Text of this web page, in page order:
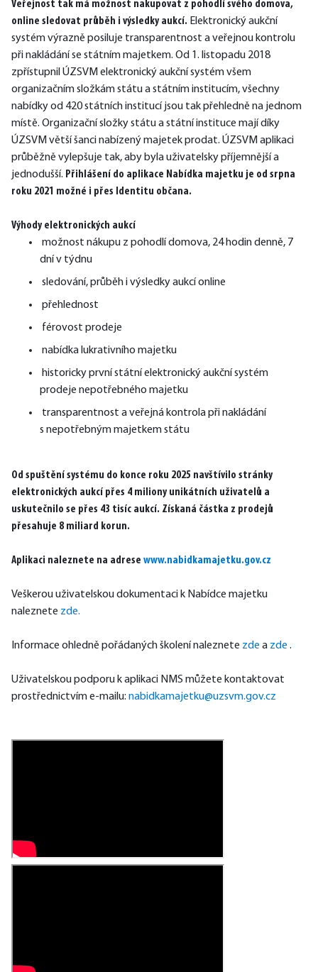
Veřejnost tak má možnost nakupovat z pohodlí svého domova,
online sledovat průběh i výsledky aukcí. Elektronický aukční
systém výrazně posiluje transparentnost a veřejnou kontrolu
při nakládání se státním majetkem. Od 1. listopadu 2018
zpřístupnil ÚZSVM elektronický aukční systém všem
organizačním složkám státu a státním institucím, všechny
nabídky od 420 státních institucí jsou tak přehledně na jednom
místě. Organizační složky státu a státní instituce mají díky
ÚZSVM větší šanci nabízený majetek prodat. ÚZSVM aplikaci
průběžně vylepšuje tak, aby byla uživatelsky příjemnější a
jednodušší. Přihlášení do aplikace Nabídka majetku je od srpna
roku 2021 možné i přes Identitu občana.
Výhody elektronických aukcí
možnost nákupu z pohodlí domova, 24 hodin denně, 7
dní v týdnu
sledování, průběh i výsledky aukcí online
přehlednost
férovost prodeje
nabídka lukrativního majetku
historicky první státní elektronický aukční systém
prodeje nepotřebného majetku
transparentnost a veřejná kontrola při nakládání
s nepotřebným majetkem státu
Od spuštění systému do konce roku 2025 navštívilo stránky
elektronických aukcí přes 4 miliony unikátních uživatelů a
uskutečnilo se přes 43 tisíc aukcí. Získaná částka z prodejů
přesahuje 8 miliard korun.
Aplikaci naleznete na adrese www.nabidkamajetku.gov.cz
Veškerou uživatelskou dokumentaci k Nabídce majetku
naleznete zde.
Informace ohledně pořádaných školení naleznete zde a zde .
Uživatelskou podporu k aplikaci NMS můžete kontaktovat
prostřednictvím e-mailu: nabidkamajetku@uzsvm.gov.cz